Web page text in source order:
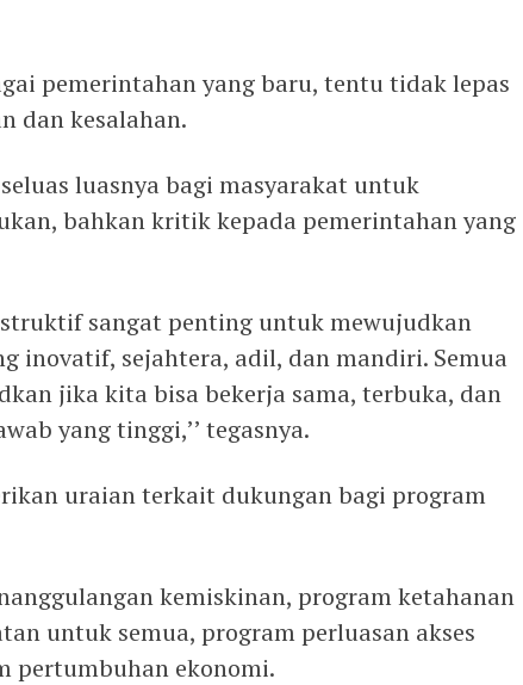
pemerintahan yang baru, tentu tidak lepas
dan kesalahan.
luasnya bagi masyarakat untuk
bahkan kritik kepada pemerintahan yang
sangat penting untuk mewujudkan
inovatif, sejahtera, adil, dan mandiri. Semua
jika kita bisa bekerja sama, terbuka, dan
yang tinggi,’’ tegasnya.
uraian terkait dukungan bagi program
kemiskinan, program ketahanan
untuk semua, program perluasan akses
pertumbuhan ekonomi.